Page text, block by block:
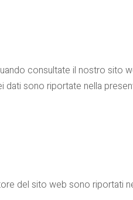
consultate il nostro sito
sono riportate nella
del sito web sono riportati